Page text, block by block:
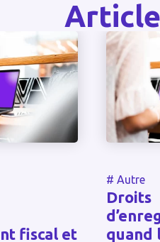
d’enregistrement :
la date du